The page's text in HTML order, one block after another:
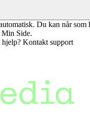
Du kan når som
Min Side.
hjelp? Kontakt support